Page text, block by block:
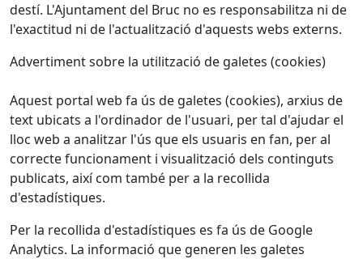
destí. L'Ajuntament del Bruc no es responsabilitza ni de
l'exactitud ni de l'actualització d'aquests webs externs.
Advertiment sobre la utilització de galetes (cookies)
Aquest portal web fa ús de galetes (cookies), arxius de
text ubicats a l'ordinador de l'usuari, per tal d'ajudar el
lloc web a analitzar l'ús que els usuaris en fan, per al
correcte funcionament i visualització dels continguts
publicats, així com també per a la recollida
d'estadístiques.
Per la recollida d'estadístiques es fa ús de Google
Analytics. La informació que generen les galetes